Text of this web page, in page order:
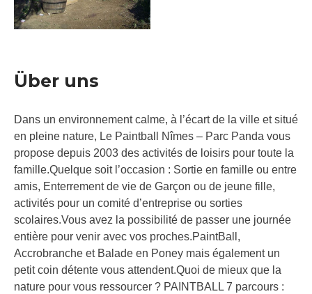
Über uns
Dans un environnement calme, à l’écart de la ville et situé
en pleine nature, Le Paintball Nîmes – Parc Panda vous
propose depuis 2003 des activités de loisirs pour toute la
famille.Quelque soit l’occasion : Sortie en famille ou entre
amis, Enterrement de vie de Garçon ou de jeune fille,
activités pour un comité d’entreprise ou sorties
scolaires.Vous avez la possibilité de passer une journée
entière pour venir avec vos proches.PaintBall,
Accrobranche et Balade en Poney mais également un
petit coin détente vous attendent.Quoi de mieux que la
nature pour vous ressourcer ? PAINTBALL 7 parcours :